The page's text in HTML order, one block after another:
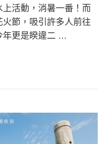
活動，消暑一番！而
節，吸引許多人前往
年更是睽違二 …